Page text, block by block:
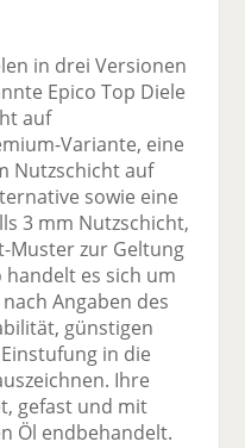
in drei Versionen
Epico Top Diele
auf
Variante, eine
Nutzschicht auf
sowie eine
3 mm Nutzschicht,
Muster zur Geltung
handelt es sich um
Angaben des
günstigen
in die
Ihre
gefast und mit
Öl endbehandelt.